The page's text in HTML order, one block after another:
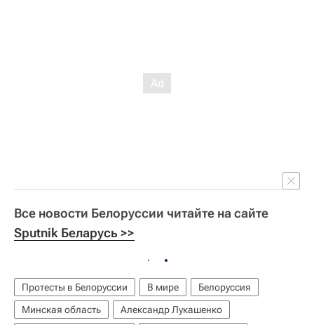
Все новости Белоруссии читайте на сайте
Sputnik Беларусь >>
Протесты в Белоруссии В мире
Белоруссия
Минская область
Александр Лукашенко